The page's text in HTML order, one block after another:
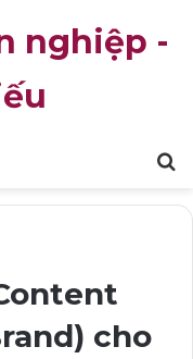
nghiệp -
cho